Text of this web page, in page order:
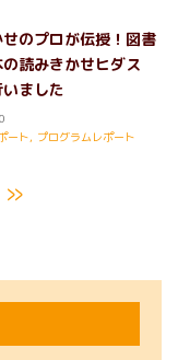
のプロが伝授！図書
読みきかせヒダス
ました
ート, プログラムレポート
»